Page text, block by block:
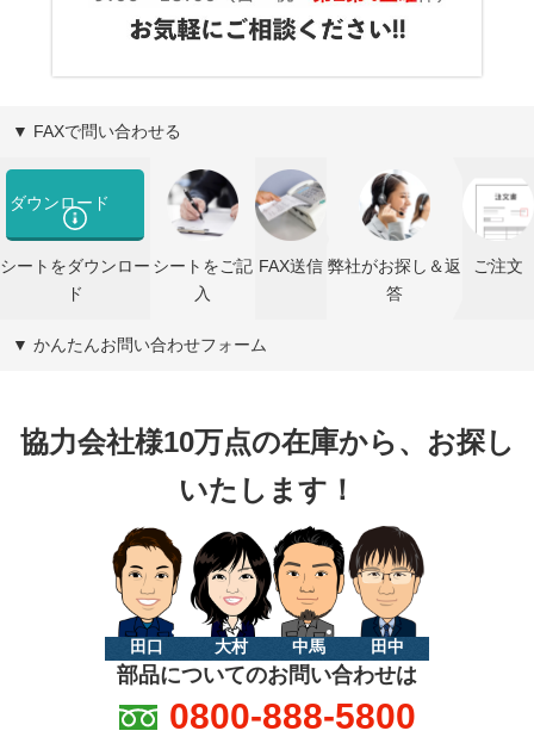
▼ FAXで問い合わせる
ダウンロード
シートをダウンロー
ド
シートをご記
入
FAX送信 弊社がお探し＆返
答
ご注文
▼ かんたんお問い合わせフォーム
協力会社様10万点の在庫から、お探し
いたします！
田口 大村 中馬 田中
部品についてのお問い合わせは
0800-888-5800